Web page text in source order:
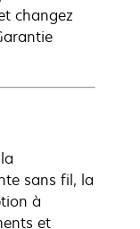
changez
sans fil, la
à
et